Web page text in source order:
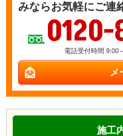
みならお気軽にご連
電話受付時間 9:00
メ
施工